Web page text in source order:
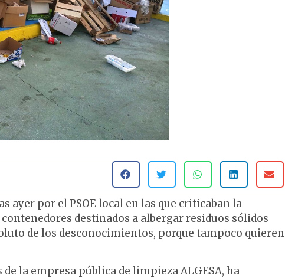
ayer por el PSOE local en las que criticaban la
destinados a albergar residuos sólidos
de los desconocimientos, porque tampoco quieren
la empresa pública de limpieza ALGESA, ha